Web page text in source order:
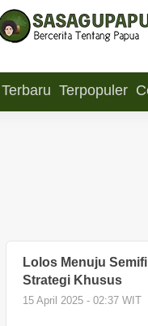
Terbaru Terpopuler
Lolos Menuju
Strategi Khusus
15 April 2025 - 02:37 WIT